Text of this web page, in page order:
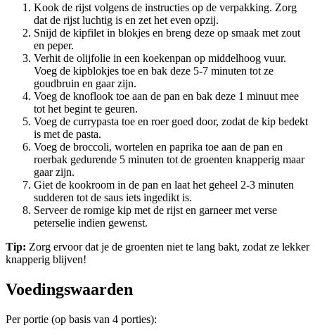
Kook de rijst volgens de instructies op de verpakking. Zorg
dat de rijst luchtig is en zet het even opzij.
Snijd de kipfilet in blokjes en breng deze op smaak met zout
en peper.
Verhit de olijfolie in een koekenpan op middelhoog vuur.
Voeg de kipblokjes toe en bak deze 5-7 minuten tot ze
goudbruin en gaar zijn.
Voeg de knoflook toe aan de pan en bak deze 1 minuut mee
tot het begint te geuren.
Voeg de currypasta toe en roer goed door, zodat de kip bedekt
is met de pasta.
Voeg de broccoli, wortelen en paprika toe aan de pan en
roerbak gedurende 5 minuten tot de groenten knapperig maar
gaar zijn.
Giet de kookroom in de pan en laat het geheel 2-3 minuten
sudderen tot de saus iets ingedikt is.
Serveer de romige kip met de rijst en garneer met verse
peterselie indien gewenst.
Tip: Zorg ervoor dat je de groenten niet te lang bakt, zodat ze lekker
knapperig blijven!
Voedingswaarden
Per portie (op basis van 4 porties):